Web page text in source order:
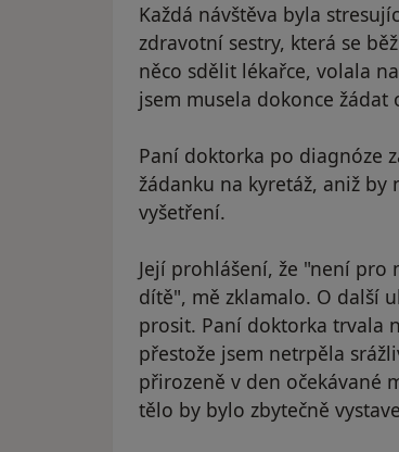
Každá návštěva byla
zdravotní sestry, která se
něco sdělit lékařce, volala
jsem musela dokonce žádat
Paní doktorka po diagnóze
žádanku na kyretáž, aniž
vyšetření.
Její prohlášení, že "není
dítě", mě zklamalo. O další
prosit. Paní doktorka trvala
přestože jsem netrpěla
přirozeně v den očekávané
tělo by bylo zbytečně